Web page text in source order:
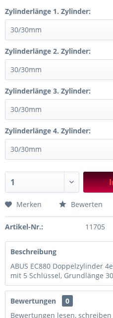
Zylinderlänge 1. Zylinder:
Zylinderlänge 2. Zylinder:
Zylinderlänge 3. Zylinder:
Zylinderlänge 4. Zylinder:
Merken Bewerten
Artikel-Nr.: 11705
Beschreibung
ABUS EC880 Doppelzylinder
mit 5 Schlüssel, Grundlänge
Bewertungen
0
Bewertungen lesen,